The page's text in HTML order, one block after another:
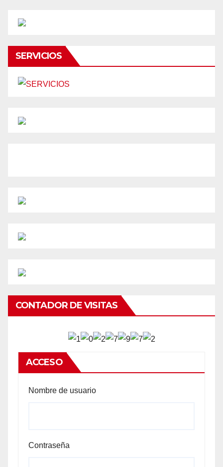
SERVICIOS
CONTADOR DE VISITAS
ACCESO
Nombre de usuario
Contraseña